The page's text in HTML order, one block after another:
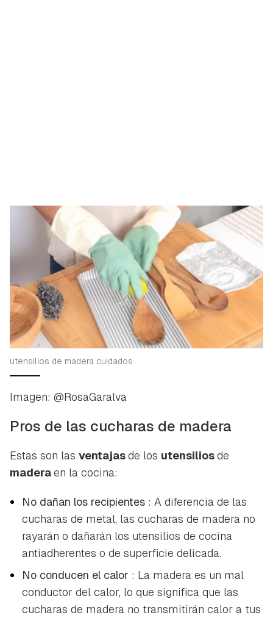
utensilios de madera cuidados
Imagen: @RosaGaralva
Pros de las cucharas de madera
Estas son las ventajasde los utensiliosde
maderaen la cocina:
No dañan los recipientes : A diferencia de las
cucharas de metal, las cucharas de madera no
rayarán o dañarán los utensilios de cocina
antiadherentes o de superficie delicada.
No conducen el calor : La madera es un mal
conductor del calor, lo que significa que las
cucharas de madera no transmitirán calor a tus